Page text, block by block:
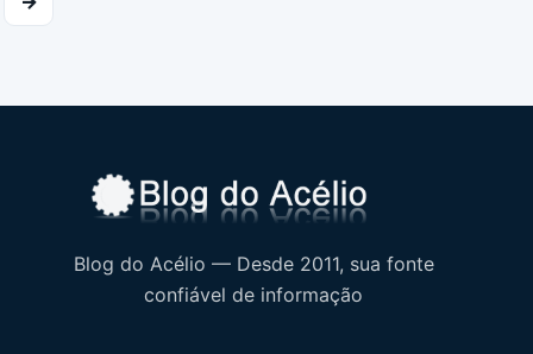
posts
Blog do Acélio — Desde 2011, sua fonte
confiável de informação